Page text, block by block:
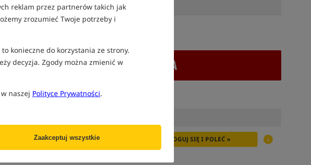
reklam przez partnerów takich jak
zrozumieć Twoje potrzeby i
konieczne do korzystania ze strony.
decyzja. Zgody można zmienić w
naszej Polityce Prywatności.
Zaakceptuj wszystkie
WYSYŁKA W PONIEDZIAŁEK
+ DODAJ DO KOSZYKA
UnderCarp
ten produkt znajomym: ZALOGUJ SIĘ I POLEĆ »